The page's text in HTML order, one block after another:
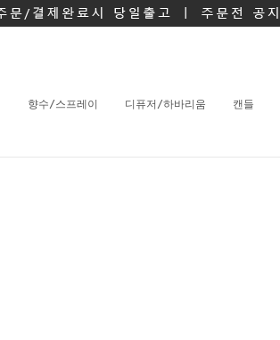
향수/스프레이 디퓨저/하바리움 캔들